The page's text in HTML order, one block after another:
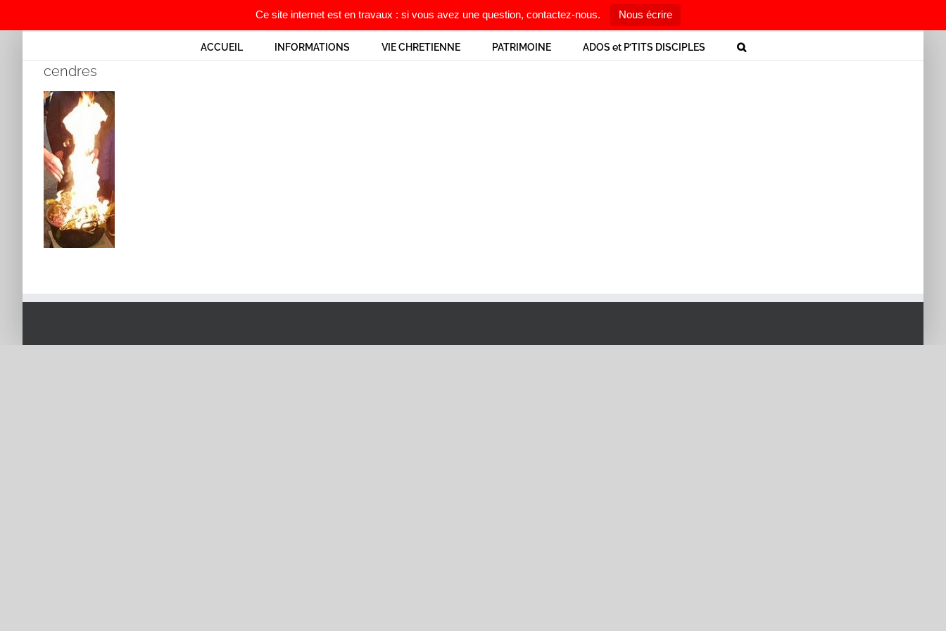
Ce site internet est en travaux : si vous avez une question, contactez-nous. Nous écrire
ACCUEIL INFORMATIONS VIE CHRETIENNE PATRIMOINE ADOS et P’TITS DISCIPLES
cendres